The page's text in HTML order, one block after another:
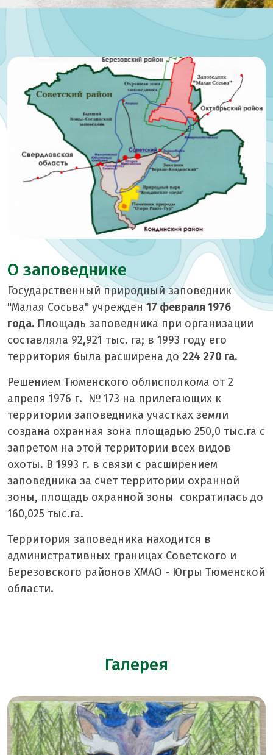
О заповеднике
Государственный природный заповедник
"Малая Сосьва" учрежден17 февраля 1976
года. Площадь заповедника при организации
составляла 92,921 тыс. га; в 1993 году его
территория была расширена до 224 270 га.
Решением Тюменского облисполкома от 2
апреля 1976 г. № 173 на прилегающих к
территории заповедника участках земли
создана охранная зона площадью 250,0 тыс.га с
запретом на этой территории всех видов
охоты. В 1993 г. в связи с расширением
заповедника за счет территории охранной
зоны, площадь охранной зоны сократилась до
160,025 тыс.га.
Территория заповедника находится в
административных границах Советского и
Березовского районов ХМАО - Югры Тюменской
области.
Галерея